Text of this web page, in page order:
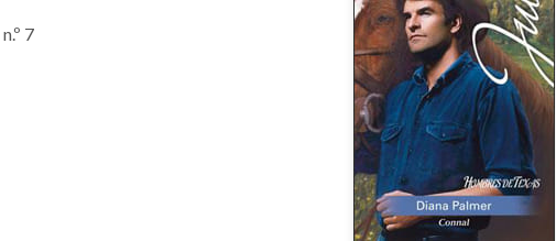
n.º 7